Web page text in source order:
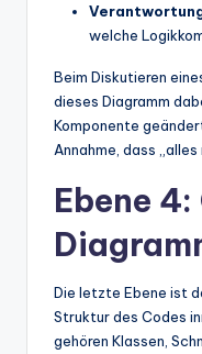
welche
Beim Diskutieren
dieses Diagramm
Komponente
Annahme, dass
Ebene
Die letzte Ebene ist
Struktur des Codes
gehören Klassen,